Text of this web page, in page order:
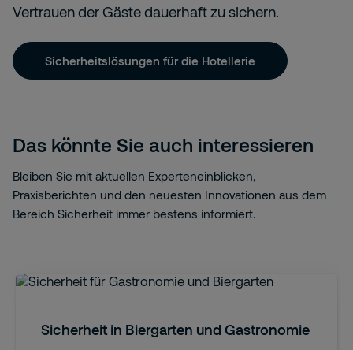
Vertrauen der Gäste dauerhaft zu sichern.
Sicherheitslösungen für die Hotellerie
Das könnte Sie auch interessieren
Bleiben Sie mit aktuellen Experteneinblicken,
Praxisberichten und den neuesten Innovationen aus dem
Bereich Sicherheit immer bestens informiert.
Sicherheit in Biergarten und Gastronomie